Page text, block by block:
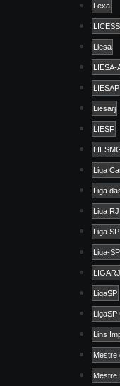
Lexa
LICESS
Liesa
LIESA-
LIESAP
Liesarj
LIESF
Liga
Liga
Liga RJ
Liga SP
Liga-
LIGARJ
LigaSP
LigaSP
Lins
Mestre
Mestre